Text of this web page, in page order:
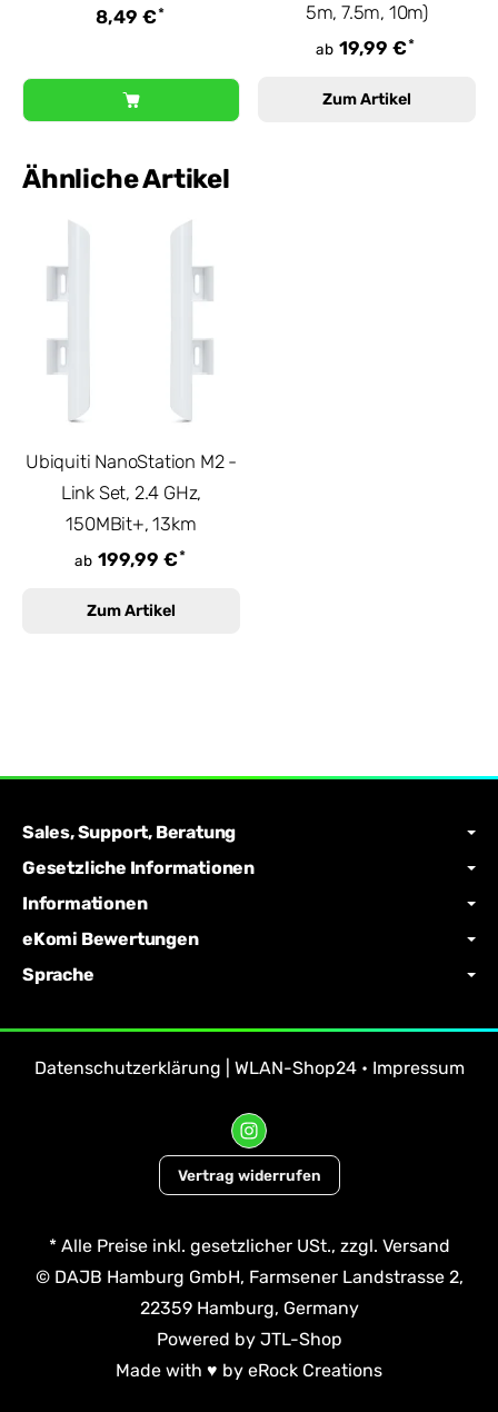
8,49 €*
5m, 7.5m, 10m)
ab 19,99 €*
Zum Artikel
Ähnliche Artikel
Ubiquiti NanoStation M2 -
Link Set, 2.4 GHz,
150MBit+, 13km
ab 199,99 €*
Zum Artikel
Sales, Support, Beratung
Gesetzliche Informationen
Informationen
eKomi Bewertungen
Sprache
Datenschutzerklärung | WLAN-Shop24 • Impressum
Vertrag widerrufen
*Alle Preise inkl. gesetzlicher USt., zzgl. Versand
© DAJB Hamburg GmbH, Farmsener Landstrasse 2,
22359 Hamburg, Germany
Powered by JTL-Shop
Made with ♥ by eRock Creations